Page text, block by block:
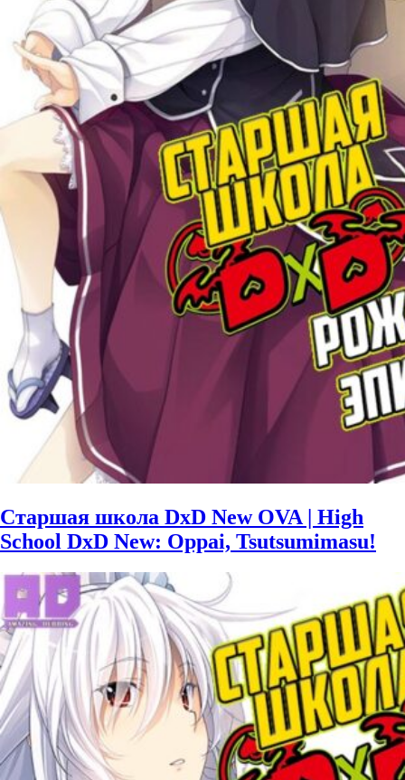
Старшая школа DxD New OVA | High
School DxD New: Oppai, Tsutsumimasu!